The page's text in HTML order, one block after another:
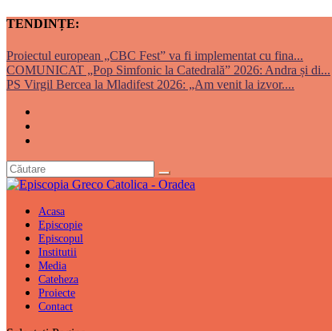
TENDINȚE:
Proiectul european „CBC Fest” va fi implementat cu fina...
COMUNICAT „Pop Simfonic la Catedrală” 2026: Andra și di...
PS Virgil Bercea la Mladifest 2026: „Am venit la izvor....
Acasa
Episcopie
Episcopul
Institutii
Media
Cateheza
Proiecte
Contact